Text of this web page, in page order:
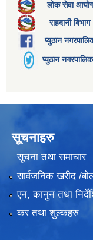
लोक सेवा आयोग
राहदानी बिभाग
प्युठान
प्युठान
सूचनाहरु
सूचना तथा समाचार
सार्वजनिक खरीद /
एन, कानुन तथा
कर तथा शुल्कहरु